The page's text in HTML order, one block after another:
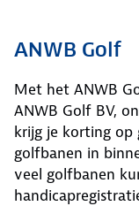
ANWB Golf
Met het ANWB
ANWB Golf BV,
krijg je korting op
golfbanen in
veel golfbanen